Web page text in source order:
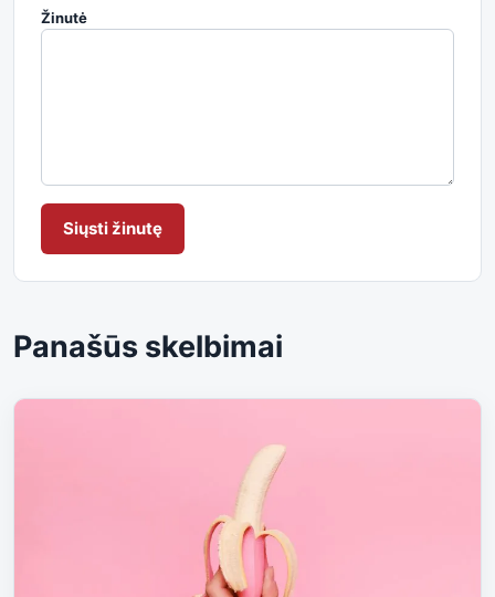
Žinutė
Siųsti žinutę
Panašūs skelbimai